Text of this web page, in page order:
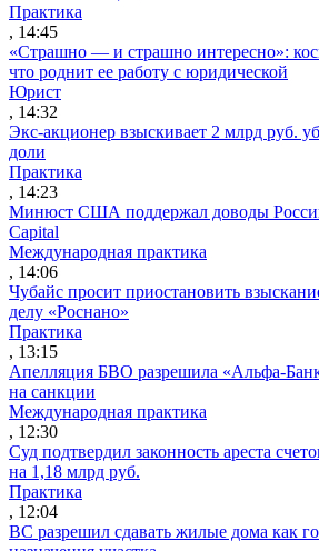
Практика
, 14:45
«Страшно — и страшно интересно»:
что роднит ее работу с юридической
Юрист
, 14:32
Экс-акционер взыскивает 2 млрд руб.
доли
Практика
, 14:23
Минюст США поддержал доводы
Capital
Международная практика
, 14:06
Чубайс просит приостановить
делу «Роснано»
Практика
, 13:15
Апелляция БВО разрешила «Альфа-
на санкции
Международная практика
, 12:30
Суд подтвердил законность ареста
на 1,18 млрд руб.
Практика
, 12:04
ВС разрешил сдавать жилые дома как